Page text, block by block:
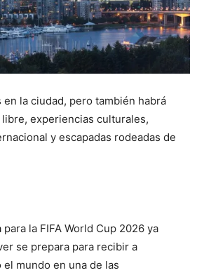
la ciudad, pero también habrá
experiencias culturales,
y escapadas rodeadas de
la FIFA World Cup 2026 ya
se prepara para recibir a
mundo en una de las